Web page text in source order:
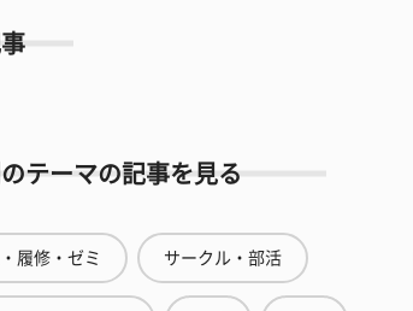
テーマの記事を見る
履修・ゼミ サークル・部活